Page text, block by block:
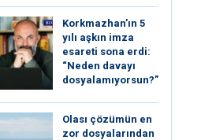
Korkmazhan’ın 5
yılı aşkın imza
esareti sona erdi:
“Neden davayı
dosyalamıyorsun?”
Olası çözümün en
zor dosyalarından